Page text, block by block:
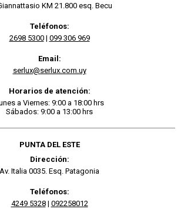
KM 21.800 esq. Becu
Teléfonos:
2698 5300| 099 306 969
Email:
serlux@serlux.com.uy
Horarios de atención:
a Viernes: 9:00 a 18:00 hrs
Sábados: 9:00 a 13:00 hrs
PUNTA DEL ESTE
Dirección:
Av. Italia 0035. Esq. Patagonia
Teléfonos:
4249 5328| 092258012